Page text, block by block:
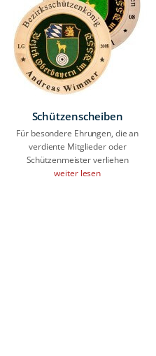
Schützenscheiben
Für besondere Ehrungen, die an
verdiente Mitglieder oder
Schützenmeister verliehen
weiter lesen